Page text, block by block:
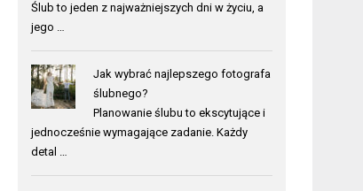
Ślub to jeden z najważniejszych dni w życiu, a
jego …
Jak wybrać najlepszego fotografa
ślubnego?
Planowanie ślubu to ekscytujące i
jednocześnie wymagające zadanie. Każdy
detal …